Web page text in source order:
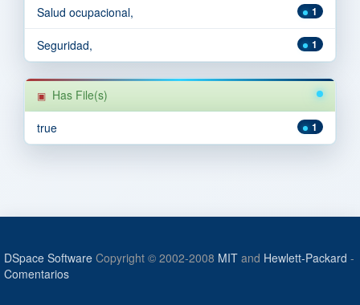
1
Salud ocupacional,
1
Seguridad,
Has File(s)
1
true
DSpace Software Copyright © 2002-2008 MIT and Hewlett-Packard -
Comentarios